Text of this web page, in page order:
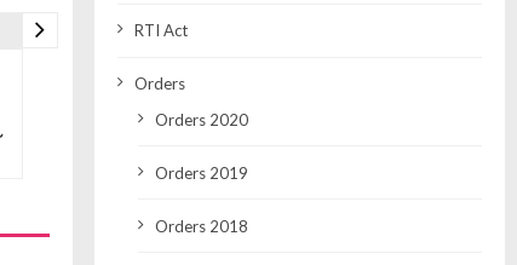
RTI Act
Orders
Orders 2020
Orders 2019
Orders 2018